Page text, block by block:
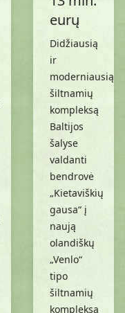
eurų
Didžiausią
ir
moderniausią
šiltnamių
kompleksą
Baltijos
šalyse
valdanti
bendrovė
„Kietaviškių
gausa“ į
naują
olandiškų
„Venlo“
tipo
šiltnamių
kompleksą